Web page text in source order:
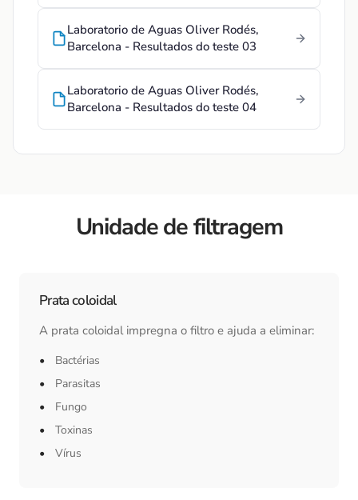
Laboratorio de Aguas Oliver Rodés,
Barcelona - Resultados do teste 03
Laboratorio de Aguas Oliver Rodés,
Barcelona - Resultados do teste 04
Unidade de filtragem
Prata coloidal
A prata coloidal impregna o filtro e ajuda a eliminar:
Bactérias
Parasitas
Fungo
Toxinas
Vírus